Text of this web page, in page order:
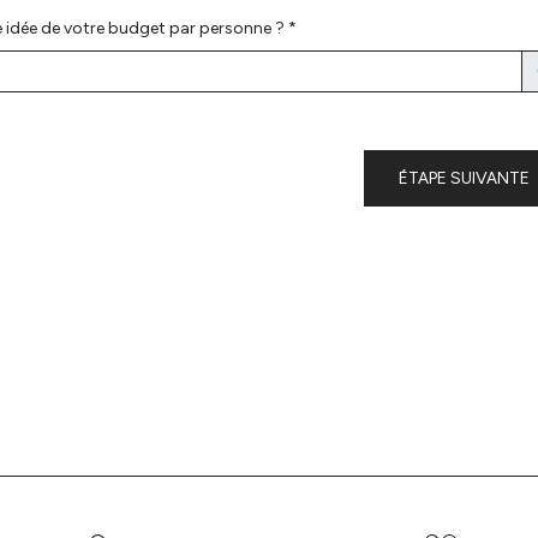
idée de votre budget par personne ? *
ÉTAPE SUIVANTE